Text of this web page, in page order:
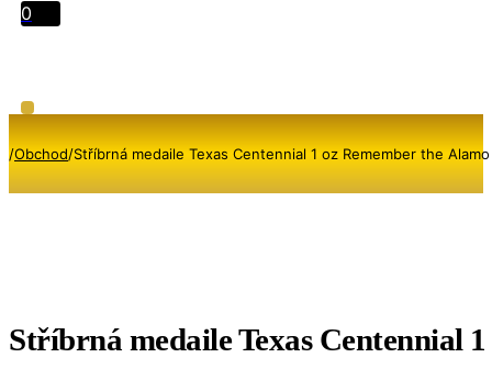
0
/Obchod/Stříbrná medaile Texas Centennial 1 oz Remember the
Stříbrná medaile Texas Centennial